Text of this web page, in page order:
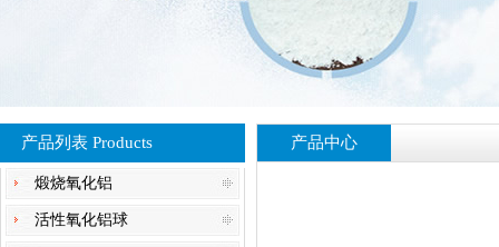
产品列表 Products
煅烧氧化铝
活性氧化铝球
产品中心